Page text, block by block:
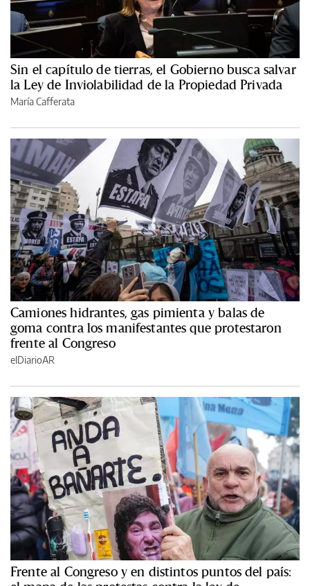
Sin el capítulo de tierras, el Gobierno busca salvar
la Ley de Inviolabilidad de la Propiedad Privada
María Cafferata
Camiones hidrantes, gas pimienta y balas de
goma contra los manifestantes que protestaron
frente al Congreso
elDiarioAR
Frente al Congreso y en distintos puntos del país: